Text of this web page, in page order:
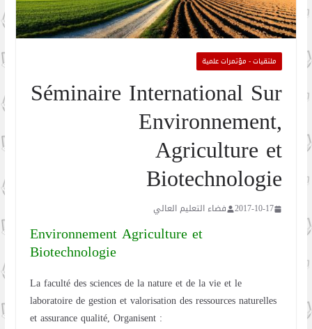
ملتقيات - مؤتمرات علمية
Séminaire International Sur
Environnement,
Agriculture et
Biotechnologie
2017-10-17 فضاء التعليم العالي
Environnement Agriculture et
Biotechnologie
La faculté des sciences de la nature et de la vie et le
laboratoire de gestion et valorisation des ressources naturelles
et assurance qualité, Organisent :